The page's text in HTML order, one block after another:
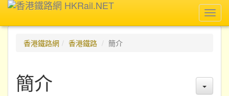
香港鐵路網
香港鐵路 簡介
簡介